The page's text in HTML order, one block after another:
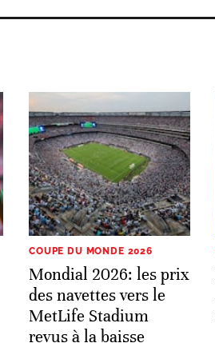
COUPE DU MONDE 2026
Mondial 2026: les prix
des navettes vers le
MetLife Stadium
revus à la baisse